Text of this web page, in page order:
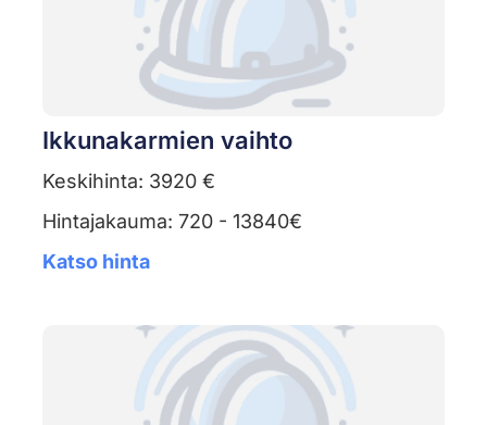
Ikkunakarmien vaihto
Keskihinta: 3920 €
Hintajakauma: 720 - 13840€
Katso hinta